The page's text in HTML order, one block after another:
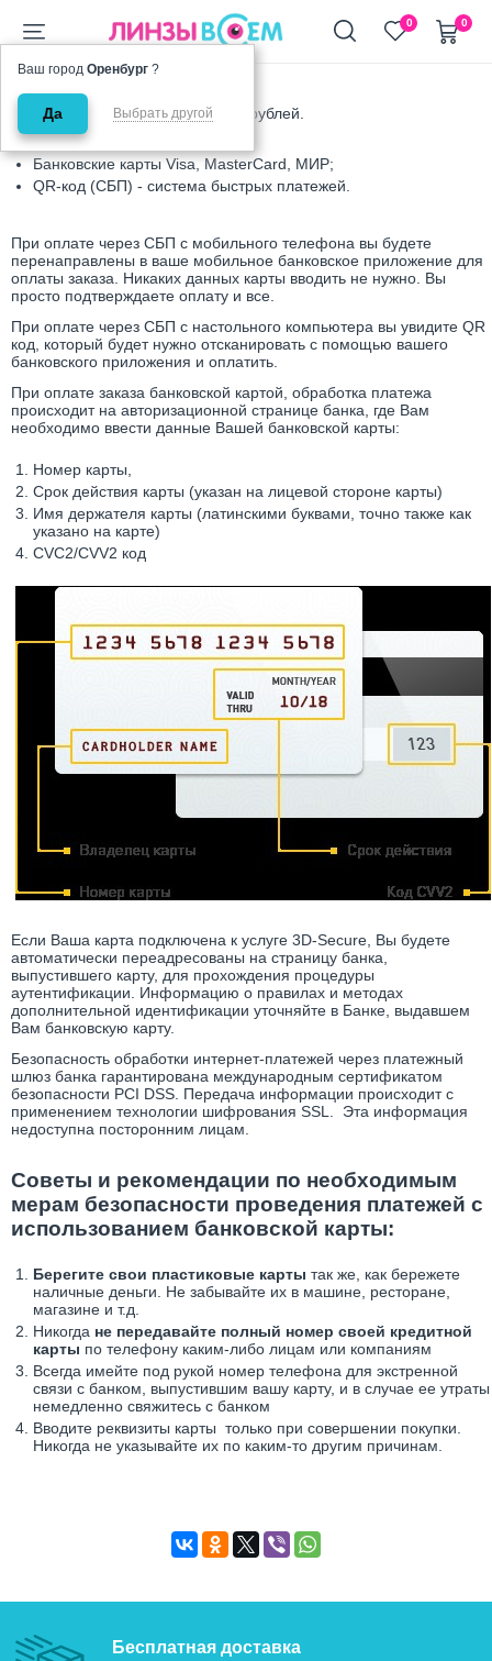
Ваш город Оренбург ?
Да Выбрать другой
+7 (911) 944-90-10 0 0
Минимальная сумма заказа 990 рублей.
Банковские карты Visa, MasterCard, МИР;
QR-код (СБП) - система быстрых платежей.
При оплате через СБП с мобильного телефона вы будете
перенаправлены в ваше мобильное банковское приложение для
оплаты заказа. Никаких данных карты вводить не нужно. Вы
просто подтверждаете оплату и все.
При оплате через СБП с настольного компьютера вы увидите QR
код, который будет нужно отсканировать с помощью вашего
банковского приложения и оплатить.
При оплате заказа банковской картой, обработка платежа
происходит на авторизационной странице банка, где Вам
необходимо ввести данные Вашей банковской карты:
Номер карты,
Срок действия карты (указан на лицевой стороне карты)
Имя держателя карты (латинскими буквами, точно также как
указано на карте)
CVC2/CVV2 код
Если Ваша карта подключена к услуге 3D-Secure, Вы будете
автоматически переадресованы на страницу банка,
выпустившего карту, для прохождения процедуры
аутентификации. Информацию о правилах и методах
дополнительной идентификации уточняйте в Банке, выдавшем
Вам банковскую карту.
Безопасность обработки интернет-платежей через платежный
шлюз банка гарантирована международным сертификатом
безопасности PCI DSS. Передача информации происходит с
применением технологии шифрования SSL. Эта информация
недоступна посторонним лицам.
Советы и рекомендации по необходимым
мерам безопасности проведения платежей с
использованием банковской карты:
Берегите свои пластиковые карты так же, как бережете
наличные деньги. Не забывайте их в машине, ресторане,
магазине и т.д.
Никогда не передавайте полный номер своей кредитной
карты по телефону каким-либо лицам или компаниям
Всегда имейте под рукой номер телефона для экстренной
связи с банком, выпустившим вашу карту, и в случае ее утраты
немедленно свяжитесь с банком
Вводите реквизиты карты только при совершении покупки.
Никогда не указывайте их по каким-то другим причинам.
Бесплатная доставка